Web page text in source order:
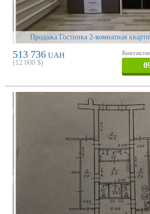
Продажа Гостинка 2-комнатная
513 736 UAH
(12 000 $)